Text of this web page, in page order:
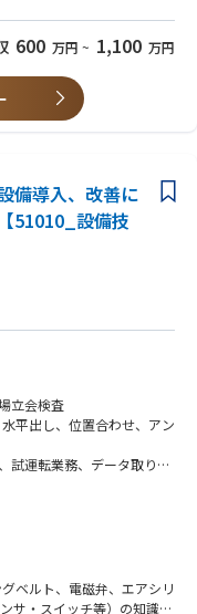
pdf/dx.pdf
1255023_1342.html
り（イメージ通りのキャリ
円をかける予定です。
600 万円 ~ 1,100 万円
備導入、改善に
51010_設備技
立会検査
平出し、位置合わせ、アン
試運転業務、データ取り、
備の導入でフジクラの事
ベルト、電磁弁、エアシリ
サ・スイッチ等）の知識、